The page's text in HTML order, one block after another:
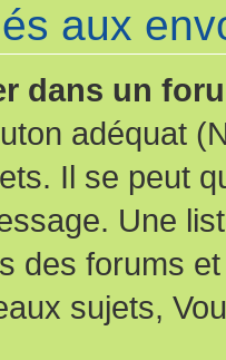
aux
dans un
adéquat
Il se peut
Une
des forums
sujets,